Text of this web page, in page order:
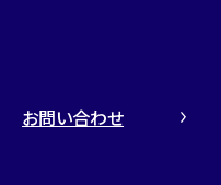
お問い合わせ